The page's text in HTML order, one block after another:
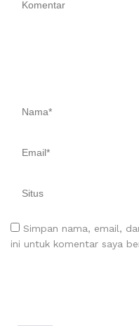
Simpan nama, email,
ini untuk komentar saya